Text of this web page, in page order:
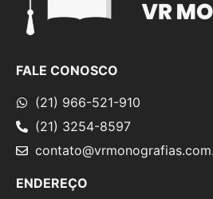
FALE CONOSCO
(21) 966-521-910
(21) 3254-8597
ENDEREÇO